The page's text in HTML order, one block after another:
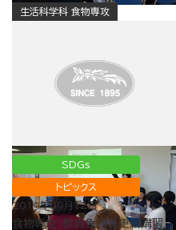
生活科学科 食物専攻
SDGs
トピックス
2019年09月12日
食物専攻：教員免許状更新講習